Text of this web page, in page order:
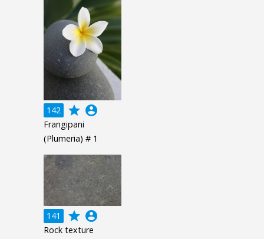
142 grade account_circle
Frangipani
(Plumeria) # 1
141 grade account_circle
Rock texture